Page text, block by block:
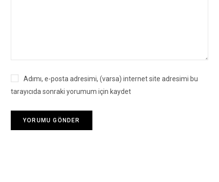
Adımı, e-posta adresimi, (varsa) internet site adresimi bu
tarayıcıda sonraki yorumum için kaydet